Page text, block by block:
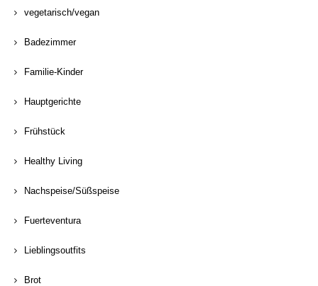
vegetarisch/vegan
Badezimmer
Familie-Kinder
Hauptgerichte
Frühstück
Healthy Living
Nachspeise/Süßspeise
Fuerteventura
Lieblingsoutfits
Brot